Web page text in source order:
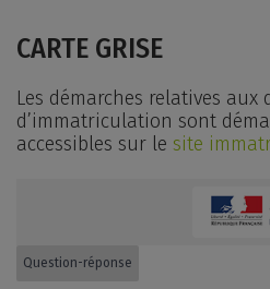
CARTE GRISE
Les démarches relatives
d’immatriculation sont
accessibles sur le site
Question-réponse